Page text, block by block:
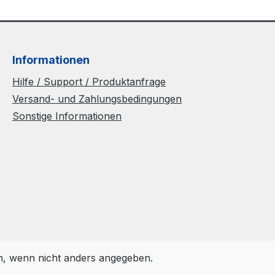
Informationen
Hilfe / Support / Produktanfrage
Versand- und Zahlungsbedingungen
Sonstige Informationen
wenn nicht anders angegeben.